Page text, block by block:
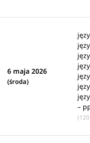
6 maja 2026
(środa)
–